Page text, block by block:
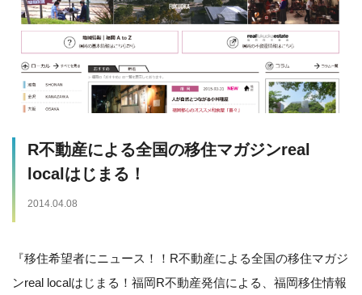
R不動産による全国の移住マガジンreal
localはじまる！
2014.04.08
『移住希望者にニュース！！R不動産による全国の移住マガジ
ンreal localはじまる！福岡R不動産発信による、福岡移住情報